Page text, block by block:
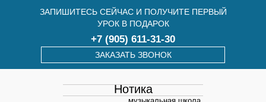
ЗАПИШИТЕСЬ СЕЙЧАС И ПОЛУЧИТЕ ПЕРВЫЙ
УРОК В ПОДАРОК
+7 (905) 611-31-30
ЗАКАЗАТЬ ЗВОНОК
Нотика